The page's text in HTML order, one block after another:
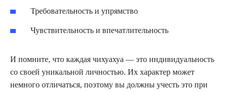
Требовательность и упрямство
Чувствительность и впечатлительность
И помните, что каждая чихуахуа — это индивидуальность
со своей уникальной личностью. Их характер может
немного отличаться, поэтому вы должны учесть это при